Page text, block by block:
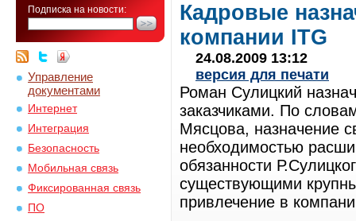
Подписка на новости:
Управление
документами
Интернет
Интеграция
Безопасность
Мобильная связь
Фиксированная связь
ПО
Кадровые
компании ITG
24.08.2009 13:12
версия для печати
Роман Сулицкий
заказчиками. По
Мясцова, назначение
необходимостью
обязанности
существующими
привлечение в